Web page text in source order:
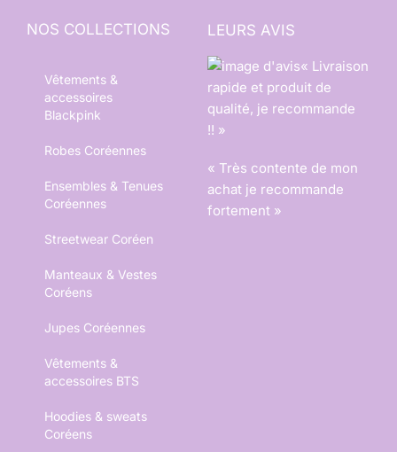
NOS COLLECTIONS
Vêtements &
accessoires
Blackpink
Robes Coréennes
Ensembles & Tenues
Coréennes
Streetwear Coréen
Manteaux & Vestes
Coréens
Jupes Coréennes
Vêtements &
accessoires BTS
Hoodies & sweats
Coréens
LEURS AVIS
« Livraison
rapide et produit de
qualité, je recommande
!! »
« Très contente de mon
achat je recommande
fortement »